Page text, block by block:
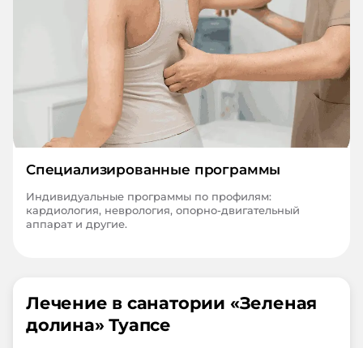
Специализированные программы
Индивидуальные программы по профилям:
кардиология, неврология, опорно-двигательный
аппарат и другие.
Лечение в санатории «Зеленая
долина» Туапсе